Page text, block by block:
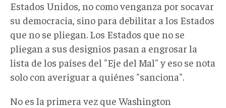
Estados Unidos, no como venganza por socavar
su democracia, sino para debilitar a los Estados
que no se pliegan. Los Estados que no se
pliegan a sus designios pasan a engrosar la
lista de los países del "Eje del Mal" y eso se nota
solo con averiguar a quiénes "sanciona".
No es la primera vez que Washington